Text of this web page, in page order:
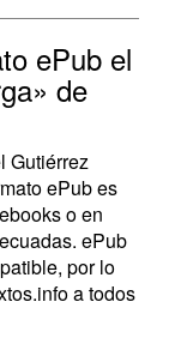
ePub el
de
Gutiérrez
ePub es
o en
ePub
por lo
a todos